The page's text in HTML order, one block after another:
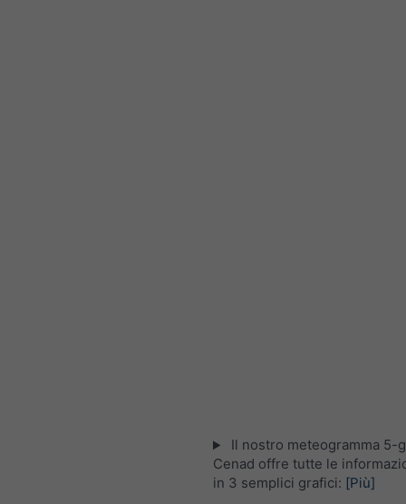
Il nostro meteogramma 5-
Cenad offre tutte le
in 3 semplici grafici: [Più]